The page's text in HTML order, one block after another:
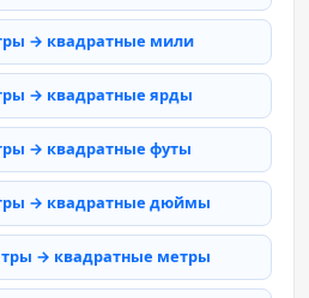
→ квадратные мили
→ квадратные ярды
→ квадратные футы
→ квадратные дюймы
→ квадратные метры